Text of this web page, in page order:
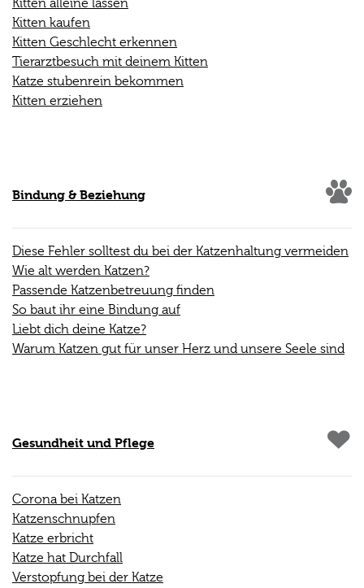
Kitten alleine lassen
Kitten kaufen
Kitten Geschlecht erkennen
Tierarztbesuch mit deinem Kitten
Katze stubenrein bekommen
Kitten erziehen
Bindung & Beziehung
Diese Fehler solltest du bei der Katzenhaltung vermeiden
Wie alt werden Katzen?
Passende Katzenbetreuung finden
So baut ihr eine Bindung auf
Liebt dich deine Katze?
Warum Katzen gut für unser Herz und unsere Seele sind
Gesundheit und Pflege
Corona bei Katzen
Katzenschnupfen
Katze erbricht
Katze hat Durchfall
Verstopfung bei der Katze